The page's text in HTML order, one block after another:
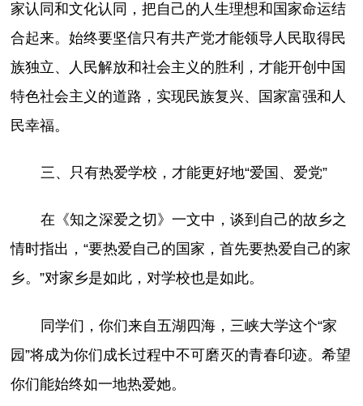
家认同和文化认同，把自己的人生理想和国家命运结
合起来。始终要坚信只有共产党才能领导人民取得民
族独立、人民解放和社会主义的胜利，才能开创中国
特色社会主义的道路，实现民族复兴、国家富强和人
民幸福。
三、只有热爱学校，才能更好地“爱国、爱党”
在《知之深爱之切》一文中，谈到自己的故乡之
情时指出，“要热爱自己的国家，首先要热爱自己的家
乡。”对家乡是如此，对学校也是如此。
同学们，你们来自五湖四海，三峡大学这个“家
园”将成为你们成长过程中不可磨灭的青春印迹。希望
你们能始终如一地热爱她。